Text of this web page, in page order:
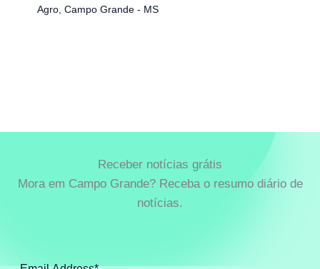
Agro, Campo Grande - MS
Receber notícias grátis
Mora em Campo Grande? Receba o resumo diário de
notícias.